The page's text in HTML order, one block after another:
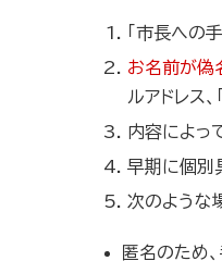
「市長への
お名前が偽
ルアドレス
内容によっ
早期に個別
次のような
匿名のため